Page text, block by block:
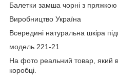
Балетки замша чорні з пряжкою
Виробництво Україна
Всередині натуральна шкіра
модель 221-21
На фото реальний товар, який
коробці.